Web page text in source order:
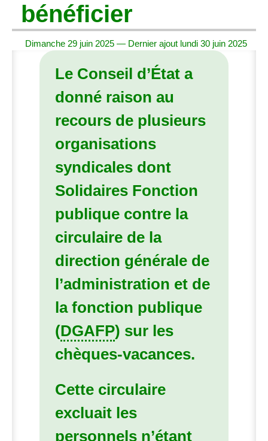
bénéficier
Dimanche 29 juin 2025 — Dernier ajout lundi 30 juin 2025
Le Conseil d’État a
donné raison au
recours de plusieurs
organisations
syndicales dont
Solidaires Fonction
publique contre la
circulaire de la
direction générale de
l’administration et de
la fonction publique
(DGAFP) sur les
chèques-vacances.
Cette circulaire
excluait les
personnels n’étant